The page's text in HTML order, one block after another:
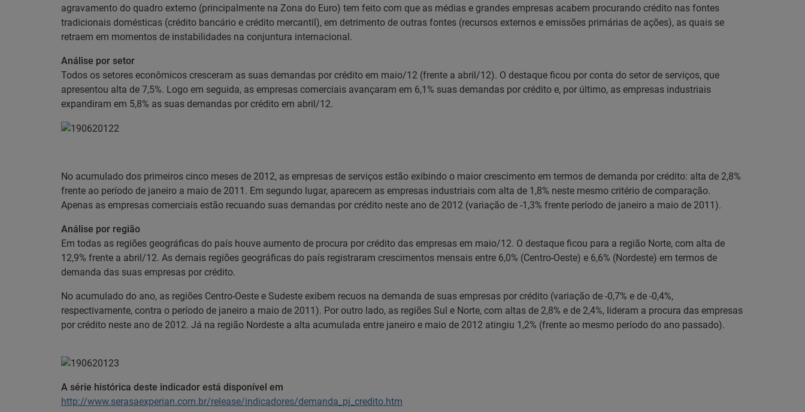
agravamento do quadro externo (principalmente na Zona do Euro) tem feito com que as médias e grandes empresas acabem procurando crédito nas fontes
tradicionais domésticas (crédito bancário e crédito mercantil), em detrimento de outras fontes (recursos externos e emissões primárias de ações), as quais se
retraem em momentos de instabilidades na conjuntura internacional.
Análise por setor
Todos os setores econômicos cresceram as suas demandas por crédito em maio/12 (frente a abril/12). O destaque ficou por conta do setor de serviços, que
apresentou alta de 7,5%. Logo em seguida, as empresas comerciais avançaram em 6,1% suas demandas por crédito e, por último, as empresas industriais
expandiram em 5,8% as suas demandas por crédito em abril/12.
No acumulado dos primeiros cinco meses de 2012, as empresas de serviços estão exibindo o maior crescimento em termos de demanda por crédito: alta de 2,8%
frente ao período de janeiro a maio de 2011. Em segundo lugar, aparecem as empresas industriais com alta de 1,8% neste mesmo critério de comparação.
Apenas as empresas comerciais estão recuando suas demandas por crédito neste ano de 2012 (variação de -1,3% frente período de janeiro a maio de 2011).
Análise por região
Em todas as regiões geográficas do país houve aumento de procura por crédito das empresas em maio/12. O destaque ficou para a região Norte, com alta de
12,9% frente a abril/12. As demais regiões geográficas do país registraram crescimentos mensais entre 6,0% (Centro-Oeste) e 6,6% (Nordeste) em termos de
demanda das suas empresas por crédito.
No acumulado do ano, as regiões Centro-Oeste e Sudeste exibem recuos na demanda de suas empresas por crédito (variação de -0,7% e de -0,4%,
respectivamente, contra o período de janeiro a maio de 2011). Por outro lado, as regiões Sul e Norte, com altas de 2,8% e de 2,4%, lideram a procura das empresas
por crédito neste ano de 2012. Já na região Nordeste a alta acumulada entre janeiro e maio de 2012 atingiu 1,2% (frente ao mesmo período do ano passado).
A série histórica deste indicador está disponível em
http://www.serasaexperian.com.br/release/indicadores/demanda_pj_credito.htm